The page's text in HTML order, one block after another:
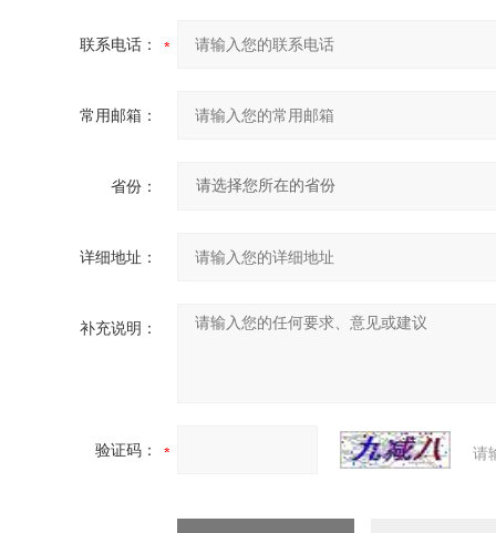
联系电话：
常用邮箱：
省份：
详细地址：
补充说明：
验证码： 请